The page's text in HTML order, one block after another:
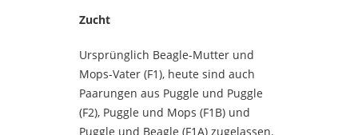
Zucht
Ursprünglich Beagle-Mutter und
Mops-Vater (F1), heute sind auch
Paarungen aus Puggle und Puggle
(F2), Puggle und Mops (F1B) und
Puggle und Beagle (F1A) zugelassen.